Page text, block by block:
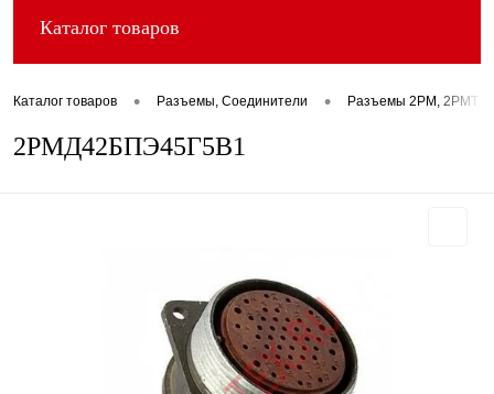
Каталог товаров
Каталог товаров • Разъемы, Соединители • Разъемы 2РМ, 2РМТ,
2РМД42БПЭ45Г5В1